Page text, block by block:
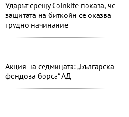
Ударът срещу Coinkite показа, че
защитата на биткойн се оказва
трудно начинание
Акция на седмицата: „Българска
фондова борса“ АД